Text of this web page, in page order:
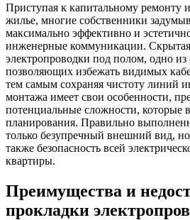
Приступая к капитальному ремонту
жилье, многие собственники
максимально эффективно и
инженерные коммуникации. Скрытая
электропроводки под полом, одно
позволяющих избежать видимых
тем самым сохраняя чистоту линий
монтажа имеет свои особенности,
потенциальные сложности, которые
планирования. Правильно
только безупречный внешний вид, но
также безопасность всей
квартиры.
Преимущества и
прокладки